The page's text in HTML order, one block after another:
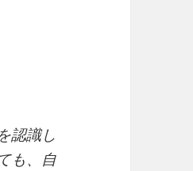
認識し
も、自